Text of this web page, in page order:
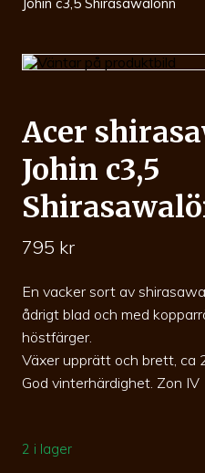
Acer
Johin c3,5
795 kr
En vacker sort av
ådrigt blad och med
höstfärger.
Växer upprätt och brett, ca
God vinterhärdighet. Zon IV
2 i lager